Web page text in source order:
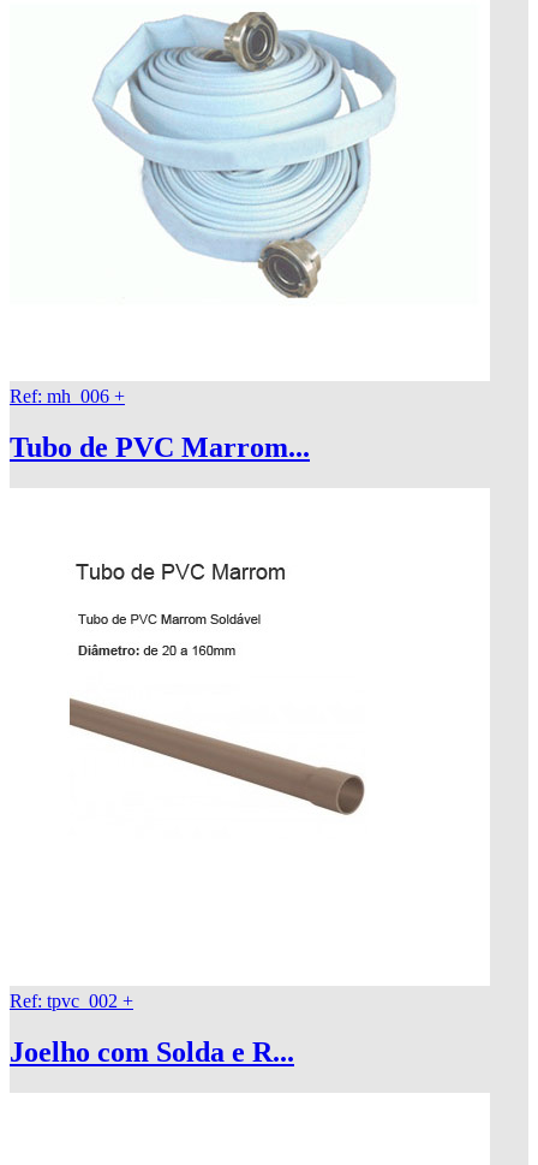
Ref: mh_006 +
Tubo de PVC Marrom...
Ref: tpvc_002 +
Joelho com Solda e R...